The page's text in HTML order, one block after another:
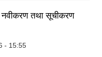
नवीकरण तथा सूचीकरण
- 15:55